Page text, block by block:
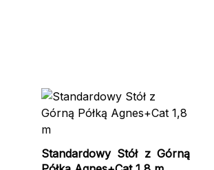
Standardowy Stół z Górną